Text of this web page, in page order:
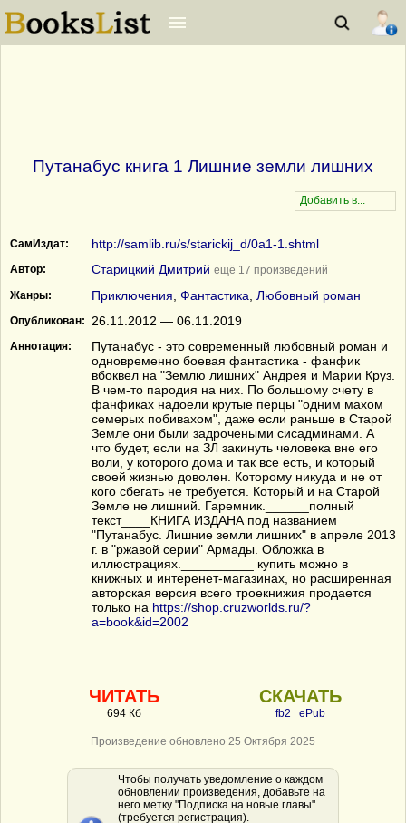
Путанабус книга 1 Лишние земли лишних
СамИздат: http://samlib.ru/s/starickij_d/0a1-1.shtml
Автор: Старицкий Дмитрий ещё 17 произведений
Жанры:
Приключения Фантастика Любовный роман
Опубликован: 26.11.2012 — 06.11.2019
Аннотация:
Путанабус - это современный любовный роман и
одновременно боевая фантастика - фанфик
вбоквел на "Землю лишних" Андрея и Марии Круз.
В чем-то пародия на них. По большому счету в
фанфиках надоели крутые перцы "одним махом
семерых побивахом", даже если раньше в Старой
Земле они были задрочеными сисадминами. А
что будет, если на ЗЛ закинуть человека вне его
воли, у которого дома и так все есть, и который
своей жизнью доволен. Которому никуда и не от
кого сбегать не требуется. Который и на Старой
Земле не лишний. Гаремник.______полный
текст____КНИГА ИЗДАНА под названием
"Путанабус. Лишние земли лишних" в апреле 2013
г. в "ржавой серии" Армады. Обложка в
иллюстрациях.__________ купить можно в
книжных и интеренет-магазинах, но расширенная
авторская версия всего троекнижия продается
только на https://shop.cruzworlds.ru/?
a=book&id=2002
ЧИТАТЬ
694 Кб
СКАЧАТЬ
fb2 ePub
Произведение обновлено 25 Октября 2025
Чтобы получать уведомление о каждом
обновлении произведения, добавьте на
него метку "Подписка на новые главы"
(требуется регистрация).